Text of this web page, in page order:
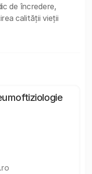
de încredere,
calității vieții